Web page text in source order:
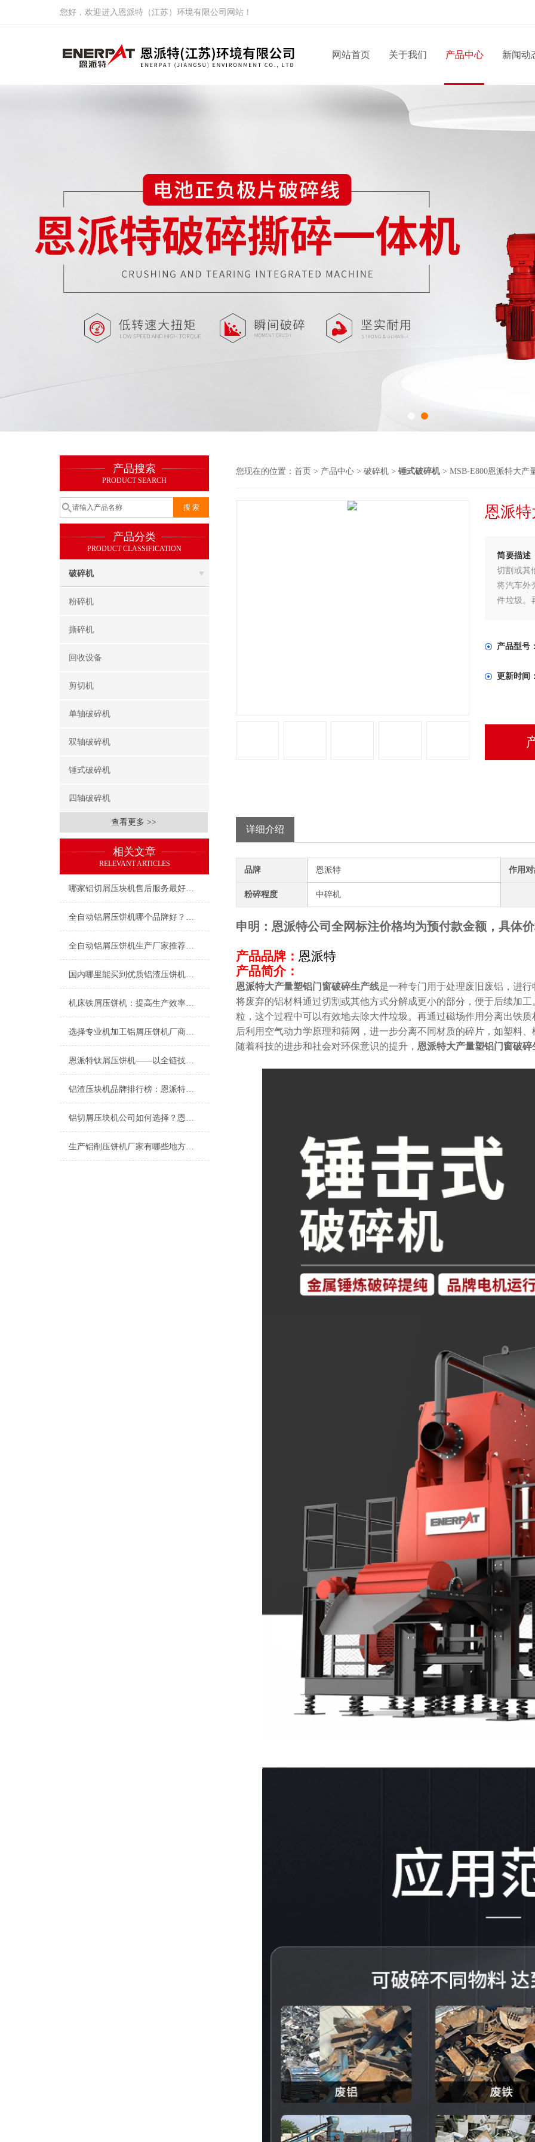
您好，欢迎进入恩派特（江苏）环境有限公司网站！
网站首页 关于我们 产品中心 新闻动
产品搜索
PRODUCT SEARCH
产品分类
PRODUCT CLASSIFICATION
破碎机
粉碎机
撕碎机
回收设备
剪切机
单轴破碎机
双轴破碎机
锤式破碎机
四轴破碎机
查看更多 >>
相关文章
RELEVANT ARTICLES
哪家铝切屑压块机售后服务最好？恩派特凭实力赢得用户信赖
全自动铝屑压饼机哪个品牌好？深度测评为何行业都选恩派特
全自动铝屑压饼机生产厂家推荐：为什么恩派特是行业信赖之选？
国内哪里能买到优质铝渣压饼机？推荐恩派特品牌
机床铁屑压饼机：提高生产效率与环境保护
选择专业机加工铝屑压饼机厂商，为何恩派特是您的理想之选？
恩派特钛屑压饼机——以全链技术赋能钛资源循环革命！
铝渣压块机品牌排行榜：恩派特为何成为行业优选？
铝切屑压块机公司如何选择？恩派特品牌以专业与行业变革
生产铝削压饼机厂家有哪些地方？推荐关注恩派特
您现在的位置： 首页 > 产品中心 > 破碎机 > 锤式破碎机> MSB-E800恩派特大产
恩派
简要描述
切割或其
将汽车外
件垃圾。
产品型号
更新时间
详细介绍
品牌 恩派特 作用
粉碎程度 中碎机
申明：恩派特公司全网标注价格均为预付款金额，具体
产品品牌： 恩派特
产品简介：
恩派特大产量塑铝门窗破碎生产线是一种专门用于处理废旧废铝，进
将废弃的铝材料通过切割或其他方式分解成更小的部分，便于后续加
粒，这个过程中可以有效地去除大件垃圾。再通过磁场作用分离出铁
后利用空气动力学原理和筛网，进一步分离不同材质的碎片，如塑料
随着科技的进步和社会对环保意识的提升， 恩派特大产量塑铝门窗破碎